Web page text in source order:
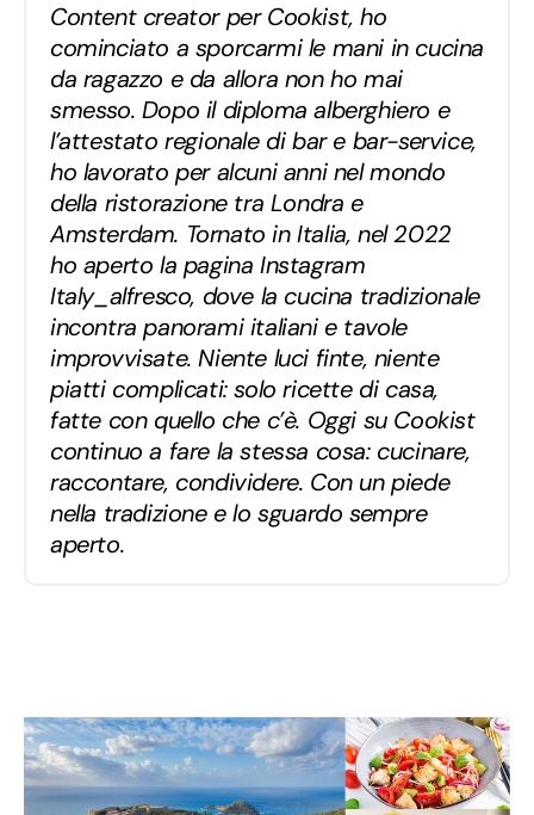
Content creator per Cookist, ho
cominciato a sporcarmi le mani in cucina
da ragazzo e da allora non ho mai
smesso. Dopo il diploma alberghiero e
l’attestato regionale di bar e bar-service,
ho lavorato per alcuni anni nel mondo
della ristorazione tra Londra e
Amsterdam. Tornato in Italia, nel 2022
ho aperto la pagina Instagram
Italy_alfresco, dove la cucina tradizionale
incontra panorami italiani e tavole
improvvisate. Niente luci finte, niente
piatti complicati: solo ricette di casa,
fatte con quello che c’è. Oggi su Cookist
continuo a fare la stessa cosa: cucinare,
raccontare, condividere. Con un piede
nella tradizione e lo sguardo sempre
aperto.